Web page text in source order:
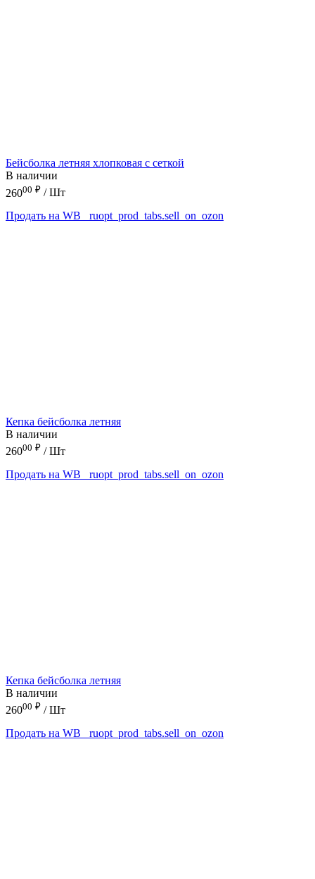
Бейсболка летняя хлопковая с сеткой
В наличии
26000 ₽ / Шт
Продать на WB
_ruopt_prod_tabs.sell_on_ozon
Кепка бейсболка летняя
В наличии
26000 ₽ / Шт
Продать на WB
_ruopt_prod_tabs.sell_on_ozon
Кепка бейсболка летняя
В наличии
26000 ₽ / Шт
Продать на WB
_ruopt_prod_tabs.sell_on_ozon